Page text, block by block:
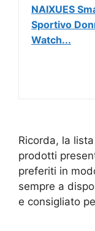
NAIXUES
Sportivo
Watch...
Ricorda, la
prodotti
preferiti in
sempre a
e consigliato